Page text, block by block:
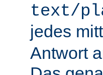
text/
jedes
Antwort